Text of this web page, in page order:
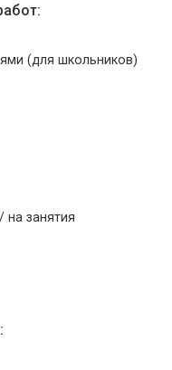
(для школьников)
на занятия